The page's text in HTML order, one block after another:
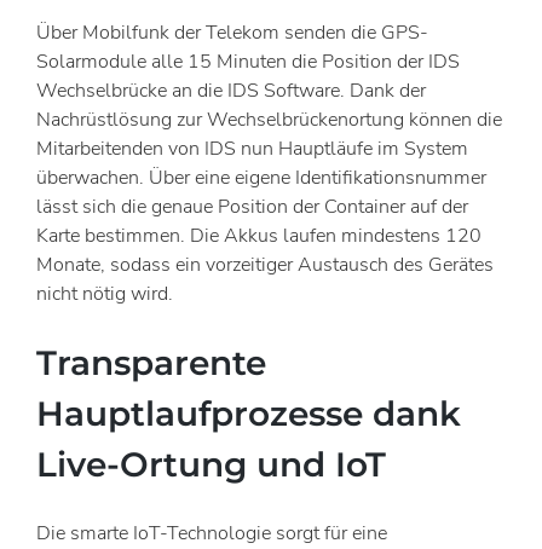
Über Mobilfunk der Telekom senden die GPS-
Solarmodule alle 15 Minuten die Position der IDS
Wechselbrücke an die IDS Software. Dank der
Nachrüstlösung zur Wechselbrückenortung können die
Mitarbeitenden von IDS nun Hauptläufe im System
überwachen. Über eine eigene Identifikationsnummer
lässt sich die genaue Position der Container auf der
Karte bestimmen. Die Akkus laufen mindestens 120
Monate, sodass ein vorzeitiger Austausch des Gerätes
nicht nötig wird.
Transparente
Hauptlaufprozesse dank
Live-Ortung und IoT
Die smarte IoT-Technologie sorgt für eine